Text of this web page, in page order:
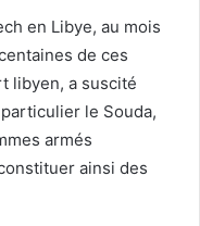
en Libye, au mois
de ces
libyen, a suscité
le Souda,
armés
ainsi des